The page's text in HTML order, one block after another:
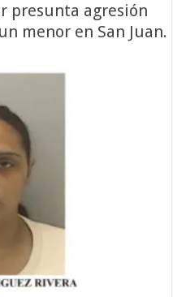
presunta agresión
menor en San Juan.